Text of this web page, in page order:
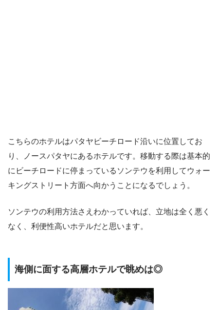
こちらのホテルはパタヤビーチロード沿いに位置してお
り、ノースパタヤにあるホテルです。移動する際は基本的
にビーチロードに停まっているソンテウを利用してウォー
キングストリート方面へ向かうことになるでしょう。
ソンテウの利用方法さえわかっていれば、立地は全く悪く
なく、利便性高いホテルだと思います。
海側に面する高層ホテルで眺めは◎